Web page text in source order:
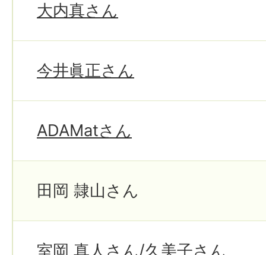
大内真さん
今井眞正さん
ADAMatさん
田岡 隷山さん
室岡 真人さん/久美子さん